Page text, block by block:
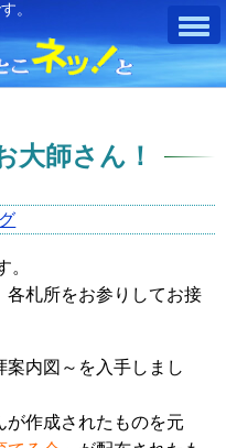
。
大師さん！
。
各札所をお参りしてお接
案内図～を入手しまし
が作成されたものを元